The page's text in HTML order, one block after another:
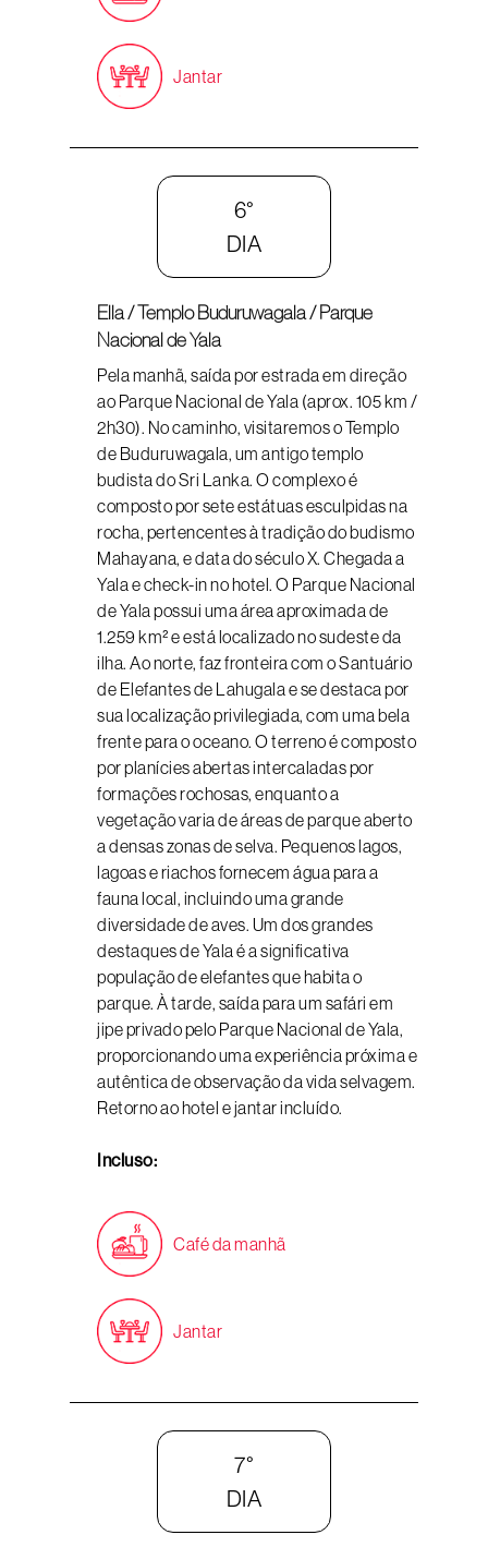
Jantar
6°
DIA
Ella / Templo Buduruwagala / Parque
Nacional de Yala
Pela manhã, saída por estrada em direção
ao Parque Nacional de Yala (aprox. 105 km /
2h30). No caminho, visitaremos o Templo
de Buduruwagala, um antigo templo
budista do Sri Lanka. O complexo é
composto por sete estátuas esculpidas na
rocha, pertencentes à tradição do budismo
Mahayana, e data do século X. Chegada a
Yala e check-in no hotel. O Parque Nacional
de Yala possui uma área aproximada de
1.259 km² e está localizado no sudeste da
ilha. Ao norte, faz fronteira com o Santuário
de Elefantes de Lahugala e se destaca por
sua localização privilegiada, com uma bela
frente para o oceano. O terreno é composto
por planícies abertas intercaladas por
formações rochosas, enquanto a
vegetação varia de áreas de parque aberto
a densas zonas de selva. Pequenos lagos,
lagoas e riachos fornecem água para a
fauna local, incluindo uma grande
diversidade de aves. Um dos grandes
destaques de Yala é a significativa
população de elefantes que habita o
parque. À tarde, saída para um safári em
jipe privado pelo Parque Nacional de Yala,
proporcionando uma experiência próxima e
autêntica de observação da vida selvagem.
Retorno ao hotel e jantar incluído.
Incluso:
Café da manhã
Jantar
7°
DIA